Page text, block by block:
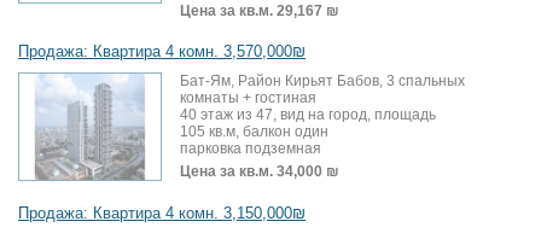
Цена за кв.м. 29,167 ₪
Продажа: Квартира 4 комн. 3,570,000₪
Бат-Ям, Район Кирьят Бабов, 3 спальных
комнаты + гостиная
40 этаж из 47, вид на город, площадь
105 кв.м, балкон один
парковка подземная
Цена за кв.м. 34,000 ₪
Продажа: Квартира 4 комн. 3,150,000₪